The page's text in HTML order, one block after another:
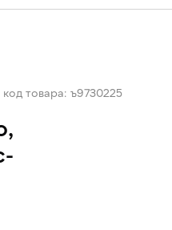
код товара: ъ9730225